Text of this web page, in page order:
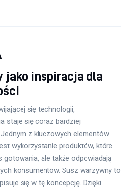
jako inspiracja dla
się technologii,
staje się coraz bardziej
z kluczowych elementów
wykorzystanie produktów, które
gotowania, ale także odpowiadają
konsumentów. Susz warzywny to
się w tę koncepcję. Dzięki